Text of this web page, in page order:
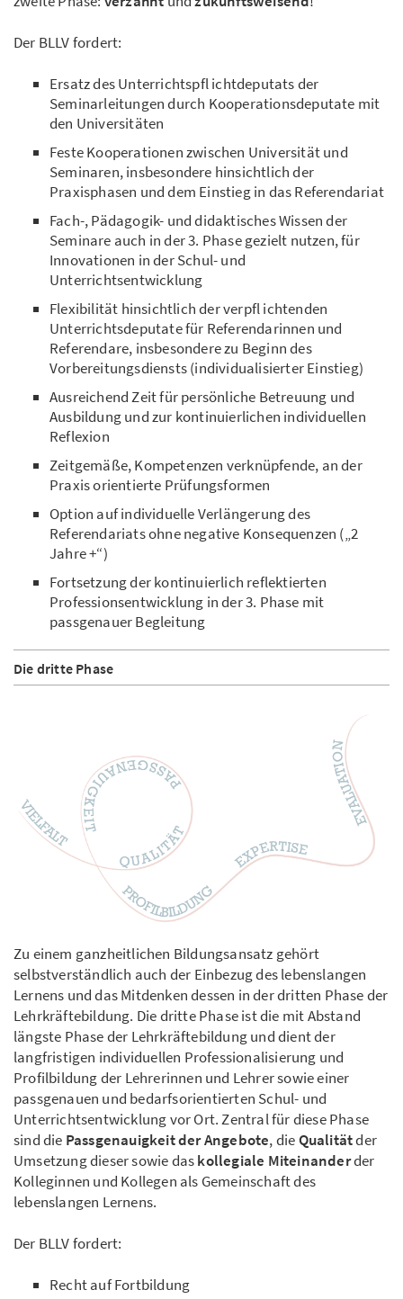
Der BLLV fordert:
Ersatz des Unterrichtspfl ichtdeputats der
Seminarleitungen durch Kooperationsdeputate mit
den Universitäten
Feste Kooperationen zwischen Universität und
Seminaren, insbesondere hinsichtlich der
Praxisphasen und dem Einstieg in das Referendariat
Fach-, Pädagogik- und didaktisches Wissen der
Seminare auch in der 3. Phase gezielt nutzen, für
Innovationen in der Schul- und
Unterrichtsentwicklung
Flexibilität hinsichtlich der verpfl ichtenden
Unterrichtsdeputate für Referendarinnen und
Referendare, insbesondere zu Beginn des
Vorbereitungsdiensts (individualisierter Einstieg)
Ausreichend Zeit für persönliche Betreuung und
Ausbildung und zur kontinuierlichen individuellen
Reflexion
Zeitgemäße, Kompetenzen verknüpfende, an der
Praxis orientierte Prüfungsformen
Option auf individuelle Verlängerung des
Referendariats ohne negative Konsequenzen („2
Jahre +“)
Fortsetzung der kontinuierlich reflektierten
Professionsentwicklung in der 3. Phase mit
passgenauer Begleitung
Die dritte Phase
Zu einem ganzheitlichen Bildungsansatz gehört
selbstverständlich auch der Einbezug des lebenslangen
Lernens und das Mitdenken dessen in der dritten Phase der
Lehrkräftebildung. Die dritte Phase ist die mit Abstand
längste Phase der Lehrkräftebildung und dient der
langfristigen individuellen Professionalisierung und
Profilbildung der Lehrerinnen und Lehrer sowie einer
passgenauen und bedarfsorientierten Schul- und
Unterrichtsentwicklung vor Ort. Zentral für diese Phase
sind die Passgenauigkeit der Angebote, dieQualitätder
Umsetzung dieser sowie daskollegiale Miteinanderder
Kolleginnen und Kollegen als Gemeinschaft des
lebenslangen Lernens.
Der BLLV fordert:
Recht auf Fortbildung